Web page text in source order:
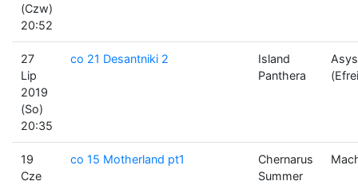
(Czw)
20:52
27
Lip
2019
(So)
20:35
co 21 Desantniki 2
Island
Panthera
19
Cze
co 15 Motherland pt1
Chernarus
Summer